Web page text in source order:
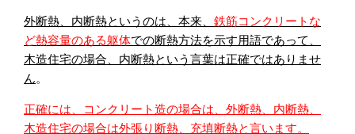
外断熱、内断熱というのは、本来、 鉄筋コンクリートな
ど熱容量のある躯体での断熱方法を示す用語であって、
木造住宅の場合、内断熱という言葉は正確ではありませ
ん。
正確には、コンクリート造の場合は、外断熱、内断熱、
木造住宅の場合は外張り断熱、充填断熱と言います。